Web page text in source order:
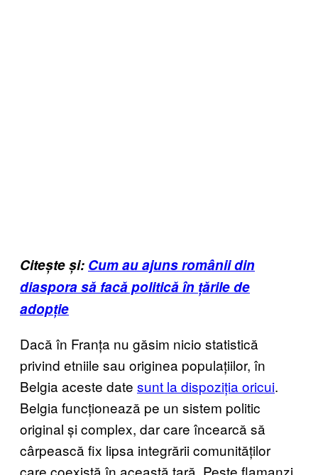
Citește și: Cum au ajuns românii din
diaspora să facă politică în țările de
adopție
Dacă în Franța nu găsim nicio statistică
privind etniile sau originea populațiilor, în
Belgia aceste date sunt la dispoziția oricui.
Belgia funcționează pe un sistem politic
original și complex, dar care încearcă să
cârpească fix lipsa integrării comunităților
care coexistă în această țară. Peste flamanzi,